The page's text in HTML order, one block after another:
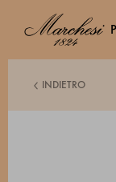
INDIETRO